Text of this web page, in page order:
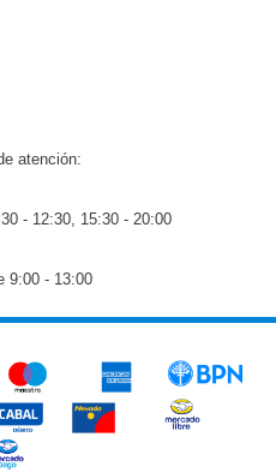
atención:
- 12:30, 15:30 - 20:00
9:00 - 13:00